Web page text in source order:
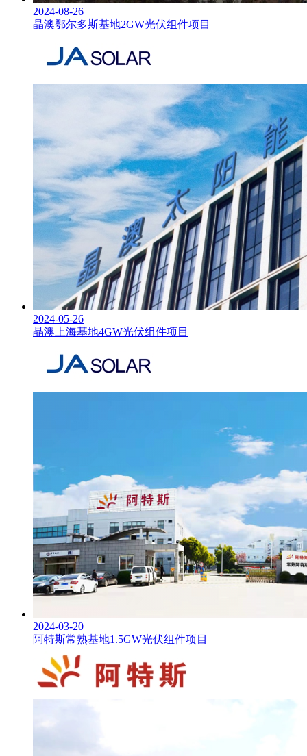
2024-08-26
晶澳鄂尔多斯基地2GW光伏组件项目
2024-05-26
晶澳上海基地4GW光伏组件项目
2024-03-20
阿特斯常熟基地1.5GW光伏组件项目